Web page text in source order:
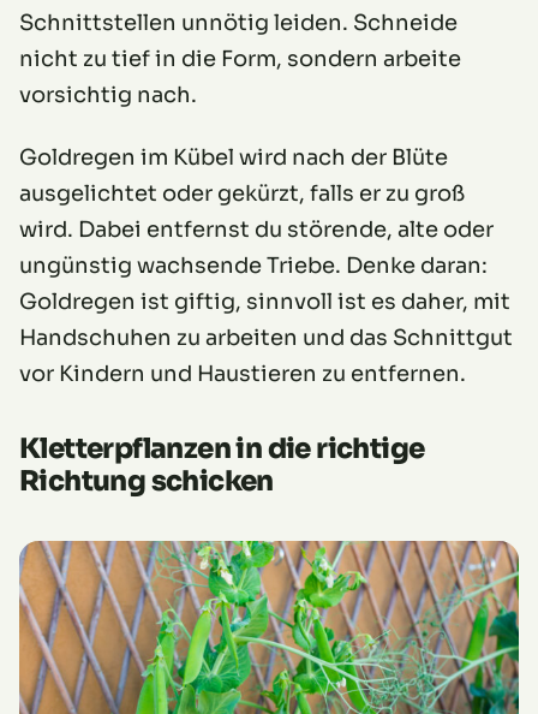
Schnittstellen unnötig leiden. Schneide
nicht zu tief in die Form, sondern arbeite
vorsichtig nach.
Goldregen im Kübel wird nach der Blüte
ausgelichtet oder gekürzt, falls er zu groß
wird. Dabei entfernst du störende, alte oder
ungünstig wachsende Triebe. Denke daran:
Goldregen ist giftig, sinnvoll ist es daher, mit
Handschuhen zu arbeiten und das Schnittgut
vor Kindern und Haustieren zu entfernen.
Kletterpflanzen in die richtige
Richtung schicken